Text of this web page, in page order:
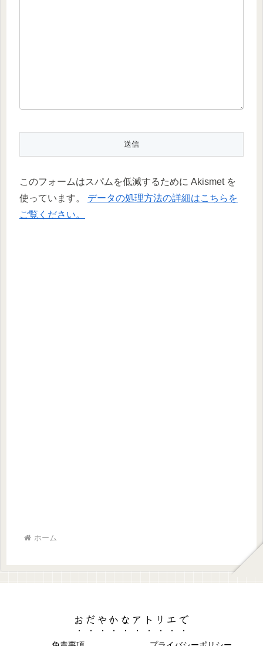
このフォームはスパムを低減するために Akismet を
使っています。 データの処理方法の詳細はこちらを
ご覧ください。
ホーム
おだやかなアトリエで